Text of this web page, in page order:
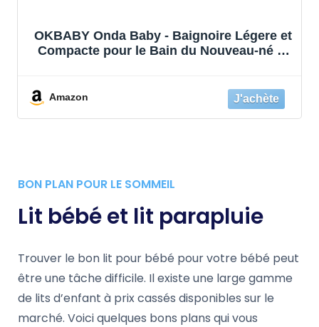
OKBABY Onda Baby - Baignoire Légere et
Compacte pour le Bain du Nouveau-né 0-
Amazon
BON PLAN POUR LE SOMMEIL
Lit bébé et lit parapluie
Trouver le bon lit pour bébé pour votre bébé peut
être une tâche difficile. Il existe une large gamme
de lits d’enfant à prix cassés disponibles sur le
marché. Voici quelques bons plans qui vous